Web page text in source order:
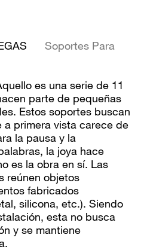
Soportes Para
es una serie de 11
parte de pequeñas
Estos soportes buscan
a primera vista carece de
la pausa y la
la joya hace
es la obra en sí. Las
reúnen objetos
fabricados
silicona, etc.). Siendo
esta no busca
y se mantiene